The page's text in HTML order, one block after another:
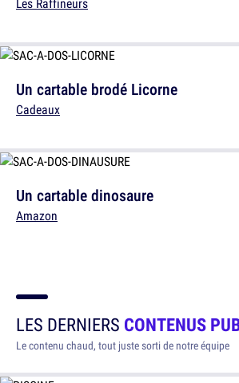
Un cartable brodé Licorne
Cadeaux
Un cartable dinosaure
Amazon
LES DERNIERS CONTENUS
Le contenu chaud, tout juste sorti de notre équipe